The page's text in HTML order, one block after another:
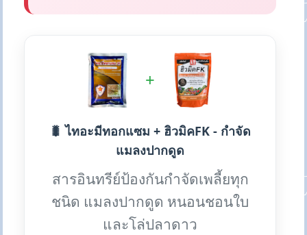
+
🐛 ไทอะมีทอกแซม + ฮิวมิคFK - กำจัด
แมลงปากดูด
สารอินทรีย์ป้องกันกำจัดเพลี้ยทุก
ชนิด แมลงปากดูด หนอนชอนใบ
และโล่ปลาดาว